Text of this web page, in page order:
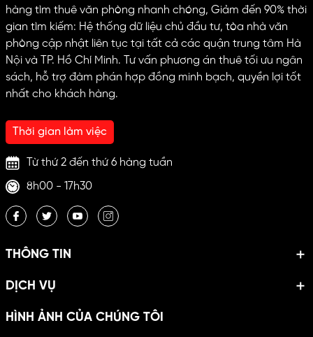
hàng tìm thuê văn phòng nhanh chóng, Giảm đến 90% thời
gian tìm kiếm: Hệ thống dữ liệu chủ đầu tư, tòa nhà văn
phòng cập nhật liên tục tại tất cả các quận trung tâm Hà
Nội và TP. Hồ Chí Minh. Tư vấn phương án thuê tối ưu ngân
sách, hỗ trợ đàm phán hợp đồng minh bạch, quyền lợi tốt
nhất cho khách hàng.
Thời gian làm việc
Từ thứ 2 đến thứ 6 hàng tuần
8h00 - 17h30
THÔNG TIN
DỊCH VỤ
HÌNH ẢNH CỦA CHÚNG TÔI